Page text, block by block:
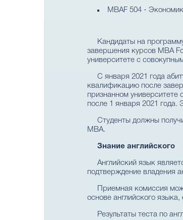
MBAF 504 -
Кандидаты на
завершения курсов MBA
университете с
С января 2021 года
квалификацию после
признанном университете
после 1 января 2021
Студенты должны
MBA.
Знание английского
Английский язык
подтверждение владения
Приемная комиссия
основе английского
Результаты теста по